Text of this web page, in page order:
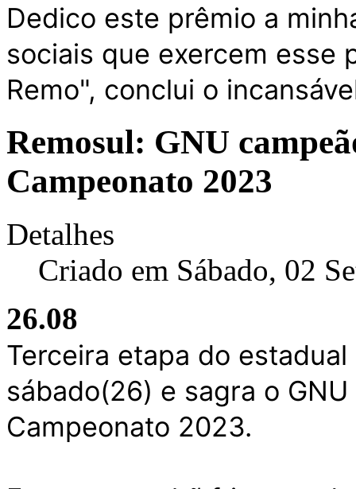
Dedico este prêmio a
sociais que exercem esse
Remo", conclui o
Remosul: GNU
Campeonato 2023
Detalhes
Criado em Sábado, 02
26.08
Terceira etapa do
sábado(26) e sagra o
Campeonato 2023.